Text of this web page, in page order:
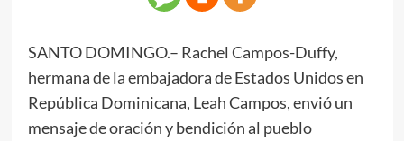
SANTO DOMINGO.– Rachel Campos-Duffy,
hermana de la embajadora de Estados Unidos en
República Dominicana, Leah Campos, envió un
mensaje de oración y bendición al pueblo